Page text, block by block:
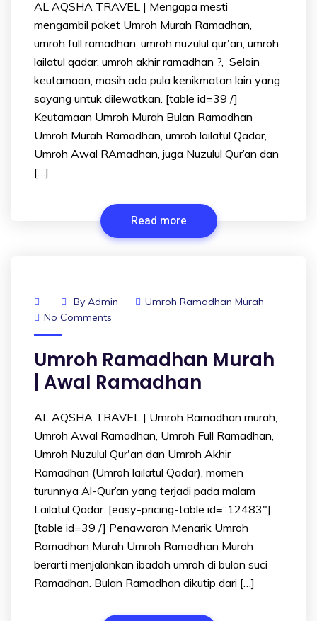
AL AQSHA TRAVEL | Mengapa mesti
mengambil paket Umroh Murah Ramadhan,
umroh full ramadhan, umroh nuzulul qur'an, umroh
lailatul qadar, umroh akhir ramadhan ?, Selain
keutamaan, masih ada pula kenikmatan lain yang
sayang untuk dilewatkan. [table id=39 /]
Keutamaan Umroh Murah Bulan Ramadhan
Umroh Murah Ramadhan, umroh lailatul Qadar,
Umroh Awal RAmadhan, juga Nuzulul Qur’an dan
[…]
Read more
By Admin
Umroh Ramadhan Murah
No Comments
Umroh Ramadhan Murah
| Awal Ramadhan
AL AQSHA TRAVEL | Umroh Ramadhan murah,
Umroh Awal Ramadhan, Umroh Full Ramadhan,
Umroh Nuzulul Qur'an dan Umroh Akhir
Ramadhan (Umroh lailatul Qadar), momen
turunnya Al-Qur’an yang terjadi pada malam
Lailatul Qadar. [easy-pricing-table id=”12483″]
[table id=39 /] Penawaran Menarik Umroh
Ramadhan Murah Umroh Ramadhan Murah
berarti menjalankan ibadah umroh di bulan suci
Ramadhan. Bulan Ramadhan dikutip dari […]